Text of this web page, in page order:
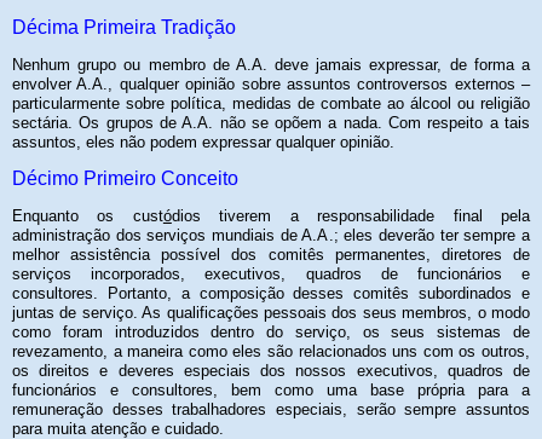
Décima Primeira Tradição
Nenhum grupo ou membro de A.A. deve jamais expressar, de forma a
envolver A.A., qualquer opinião sobre assuntos controversos externos –
particularmente sobre política, medidas de combate ao álcool ou religião
sectária. Os grupos de A.A. não se opõem a nada. Com respeito a tais
assuntos, eles não podem expressar qualquer opinião.
Décimo Primeiro Conceito
Enquanto os custódios tiverem a responsabilidade final pela
administração dos serviços mundiais de A.A.; eles deverão ter sempre a
melhor assistência possível dos comitês permanentes, diretores de
serviços incorporados, executivos, quadros de funcionários e
consultores. Portanto, a composição desses comitês subordinados e
juntas de serviço. As qualificações pessoais dos seus membros, o modo
como foram introduzidos dentro do serviço, os seus sistemas de
revezamento, a maneira como eles são relacionados uns com os outros,
os direitos e deveres especiais dos nossos executivos, quadros de
funcionários e consultores, bem como uma base própria para a
remuneração desses trabalhadores especiais, serão sempre assuntos
para muita atenção e cuidado.